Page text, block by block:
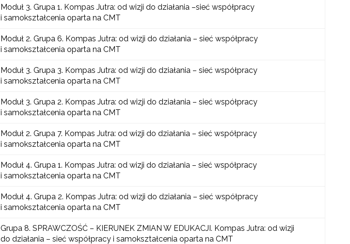
Moduł 3. Grupa 1. Kompas Jutra: od wizji do działania –sieć współpracy
i samokształcenia oparta na CMT
Moduł 2. Grupa 6. Kompas Jutra: od wizji do działania – sieć współpracy
i samokształcenia oparta na CMT
Moduł 3. Grupa 3. Kompas Jutra: od wizji do działania – sieć współpracy
i samokształcenia oparta na CMT
Moduł 3. Grupa 2. Kompas Jutra: od wizji do działania – sieć współpracy
i samokształcenia oparta na CMT
Moduł 2. Grupa 7. Kompas Jutra: od wizji do działania – sieć współpracy
i samokształcenia oparta na CMT
Moduł 4. Grupa 1. Kompas Jutra: od wizji do działania – sieć współpracy
i samokształcenia oparta na CMT
Moduł 4. Grupa 2. Kompas Jutra: od wizji do działania – sieć współpracy
i samokształcenia oparta na CMT
Grupa 8. SPRAWCZOŚĆ – KIERUNEK ZMIAN W EDUKACJI. Kompas Jutra: od wizji
do działania – sieć współpracy i samokształcenia oparta na CMT